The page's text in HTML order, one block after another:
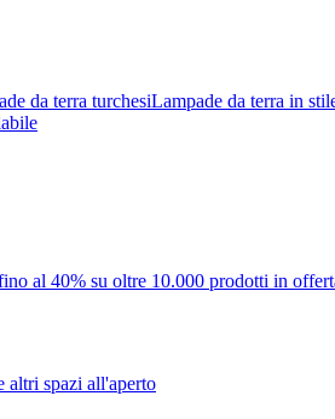
da terra turchesiLampade da terra in
al 40% su oltre 10.000 prodotti in
altri spazi all'aperto